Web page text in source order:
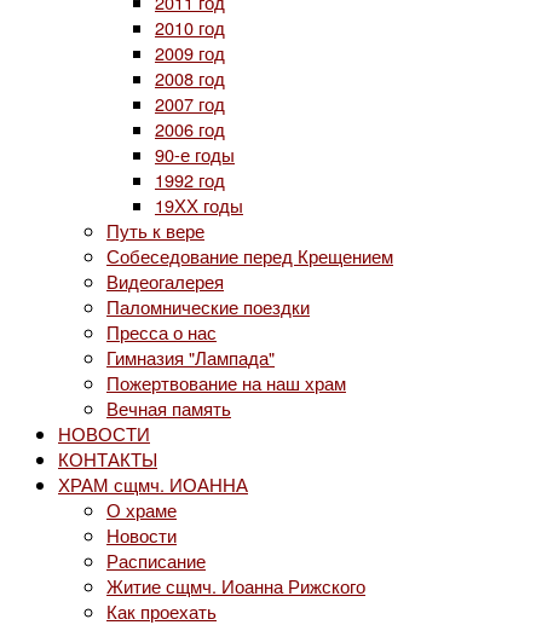
2010 год
2009 год
2008 год
2007 год
2006 год
90-е годы
1992 год
19ХХ годы
Путь к вере
Собеседование перед Крещением
Видеогалерея
Паломнические поездки
Пресса о нас
Гимназия "Лампада"
Пожертвование на наш храм
Вечная память
НОВОСТИ
КОНТАКТЫ
ХРАМ сщмч. ИОАННА
О храме
Новости
Расписание
Житие сщмч. Иоанна Рижского
Как проехать